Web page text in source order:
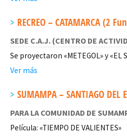
RECREO – CATAMARCA (2
SEDE C.A.J. (CENTRO DE
Se proyectaron «METEGOL» y «EL
Ver más
SUMAMPA – SANTIAGO DEL
PARA LA COMUNIDAD DE
Película: «TIEMPO DE VALIENTES»